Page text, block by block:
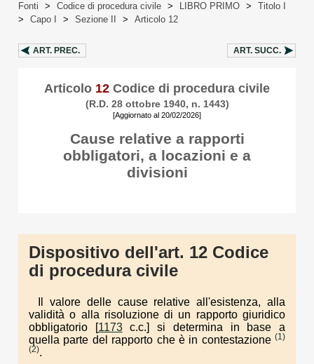
Fonti > Codice di procedura civile > LIBRO PRIMO >
Titolo I
>
Capo I > Sezione II > Articolo 12
ART. PREC. ART. SUCC.
Articolo 12 Codice di procedura civile
(R.D. 28 ottobre 1940, n. 1443)
[Aggiornato al 20/02/2026]
Cause relative a rapporti
obbligatori, a locazioni e a
divisioni
Dispositivo dell'art. 12 Codice
di procedura civile
Il valore delle cause relative all'esistenza, alla
validità o alla risoluzione di un rapporto giuridico
obbligatorio [1173c.c.] si determina in base a
quella parte del rapporto che è in contestazione (1)
(2).